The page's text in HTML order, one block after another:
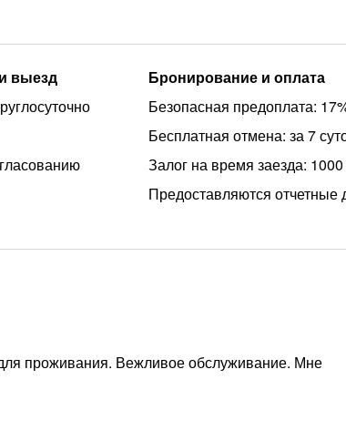
выезд
Бронирование и оплата
Безопасная предоплата:
Бесплатная отмена: за 7
Залог на время заезда:
Предоставляются отчетные
проживания. Вежливое обслуживание. Мне